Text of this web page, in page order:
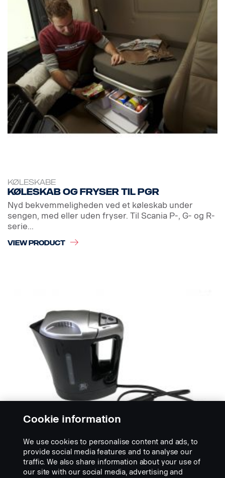
KØLESKABE
Køleskab og fryser til PGR
Nyd bekvemmeligheden ved et køleskab under
sengen, med eller uden fryser. Til Scania P-, G- og R-
serie...
VIEW PRODUCT
Cookie information
We use cookies to personalise content and ads, to
provide social media features and to analyse our
traffic. We also share information about your use of
our site with our social media, advertising and